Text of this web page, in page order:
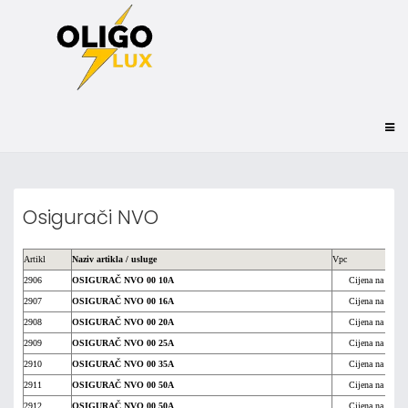
Osigurači NVO
Artikl Naziv artikla / usluge Vpc
2906 OSIGURAČ NVO 00 10A Cijena na upit
2907 OSIGURAČ NVO 00 16A Cijena na upit
2908 OSIGURAČ NVO 00 20A Cijena na upit
2909 OSIGURAČ NVO 00 25A Cijena na upit
2910 OSIGURAČ NVO 00 35A Cijena na upit
2911 OSIGURAČ NVO 00 50A Cijena na upit
2912 OSIGURAČ NVO 00 50A Cijena na upit